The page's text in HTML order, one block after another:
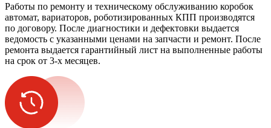
Работы по ремонту и техническому обслуживанию коробок
автомат, вариаторов, роботизированных КПП производятся
по договору. После диагностики и дефектовки выдается
ведомость с указанными ценами на запчасти и ремонт. После
ремонта выдается гарантийный лист на выполненные работы
на срок от 3-х месяцев.